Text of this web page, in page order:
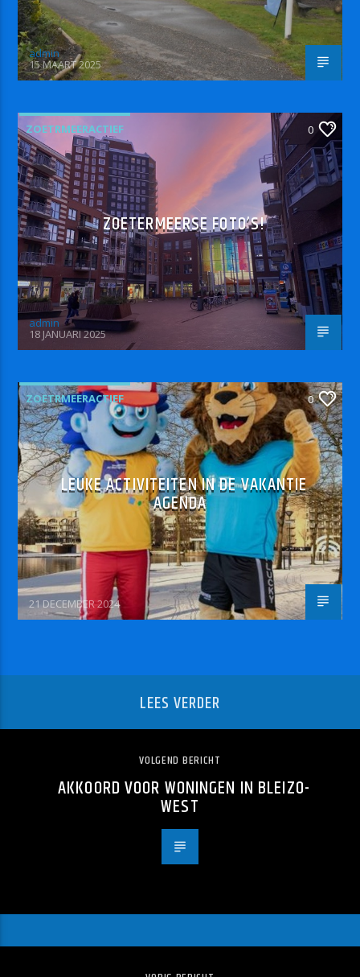
admin
15 MAART 2025
ZOETRMEERACTIEF 0
ZOETERMEERSE FOTO’S!
admin
18 JANUARI 2025
ZOETRMEERACTIEF 0
LEUKE ACTIVITEITEN IN DE VAKANTIE
AGENDA
21 DECEMBER 2024
LEES VERDER
VOLGEND BERICHT
AKKOORD VOOR WONINGEN IN BLEIZO-
WEST